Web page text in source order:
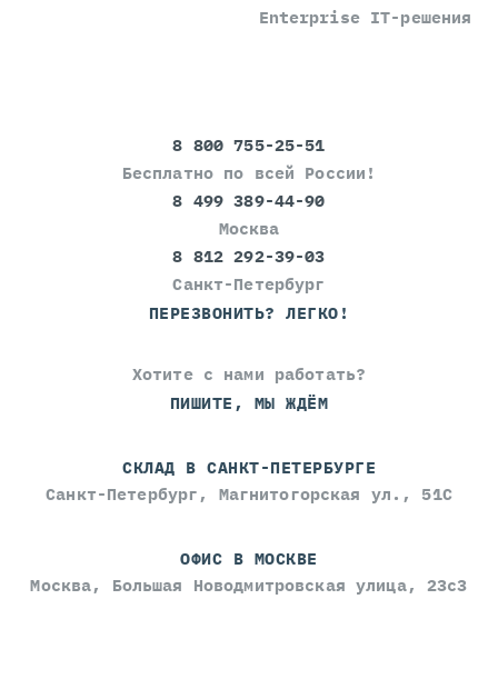
Enterprise IT-решения
8 800 755-25-51
Бесплатно по всей России!
8 499 389-44-90
Москва
8 812 292-39-03
Санкт-Петербург
ПЕРЕЗВОНИТЬ? ЛЕГКО!
Хотите с нами работать?
ПИШИТЕ, МЫ ЖДЁМ
СКЛАД В САНКТ-ПЕТЕРБУРГЕ
Санкт-Петербург, Магнитогорская ул., 51С
ОФИС В МОСКВЕ
Москва, Большая Новодмитровская улица, 23с3